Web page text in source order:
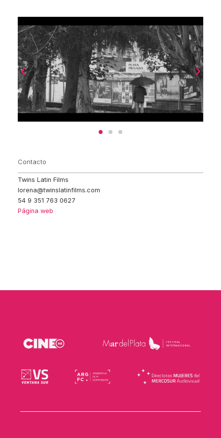
Contacto
Twins Latin Films
lorena@twinslatinfilms.com
54 9 351 763 0627
Página web